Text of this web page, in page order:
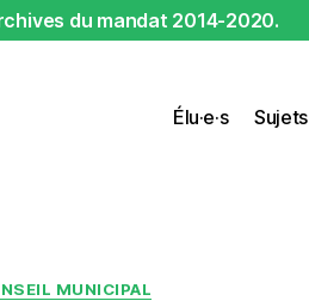
du mandat 2014-2020.
Élu·e·s Sujets
CatégoriesMUNICIPAL